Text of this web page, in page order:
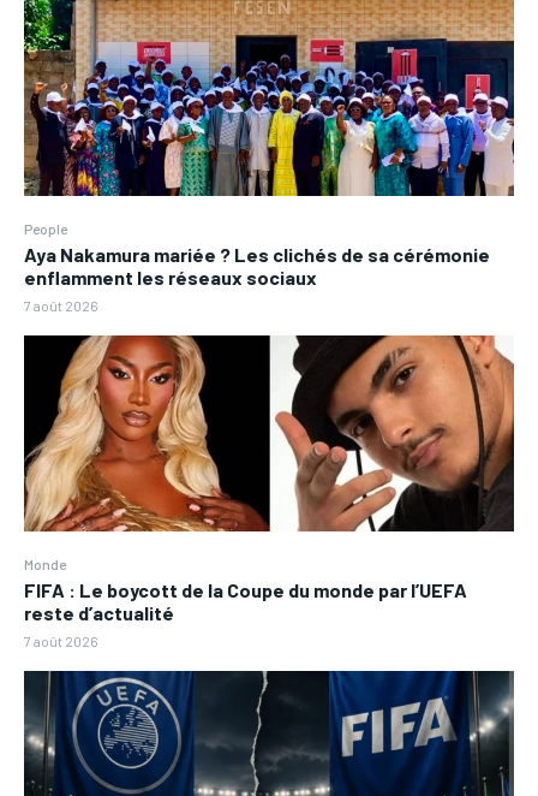
People
Aya Nakamura mariée ? Les clichés de sa cérémonie
enflamment les réseaux sociaux
7 août 2026
Monde
FIFA : Le boycott de la Coupe du monde par l’UEFA
reste d’actualité
7 août 2026